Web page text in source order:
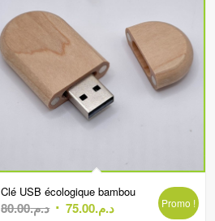
Clé USB écologique bambou
د.م.80.00
Le
د.م.75.00
Le
Promo !